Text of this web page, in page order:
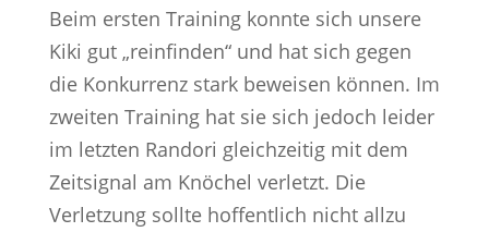
Beim ersten Training konnte sich unsere
Kiki gut „reinfinden“ und hat sich gegen
die Konkurrenz stark beweisen können. Im
zweiten Training hat sie sich jedoch leider
im letzten Randori gleichzeitig mit dem
Zeitsignal am Knöchel verletzt. Die
Verletzung sollte hoffentlich nicht allzu